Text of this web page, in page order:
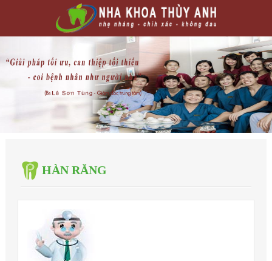
HÀN RĂNG